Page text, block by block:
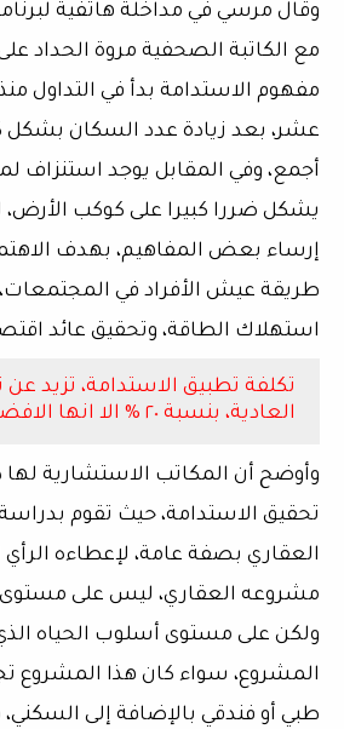
وقال مرسي في مداخلة هاتفية
مع الكاتبة الصحفية مروة الحداد
مفهوم الاستدامة بدأ في التداول
عشر، بعد زيادة عدد السكان بشكل
أجمع، وفي المقابل يوجد استنزاف
يشكل ضررا كبيرا على كوكب الأرض،
إرساء بعض المفاهيم، بهدف
طريقة عيش الأفراد في
استهلاك الطاقة، وتحقيق عائد
تكلفة تطبيق الاستدامة، تزيد عن
العادية، بنسبة ٢٠ % الا انها الافضل اقتصاديا
وأوضح أن المكاتب الاستشارية
تحقيق الاستدامة، حيث تقوم
العقاري بصفة عامة، لإعطاءه
مشروعه العقاري، ليس على مستوى
ولكن على مستوى أسلوب الحياه
المشروع، سواء كان هذا المشروع
طبي أو فندقي بالإضافة إلى السكني،